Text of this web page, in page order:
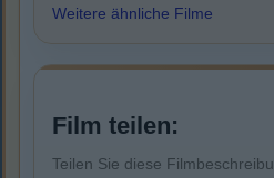
Weitere ähnliche Filme
Film teilen:
Teilen Sie diese